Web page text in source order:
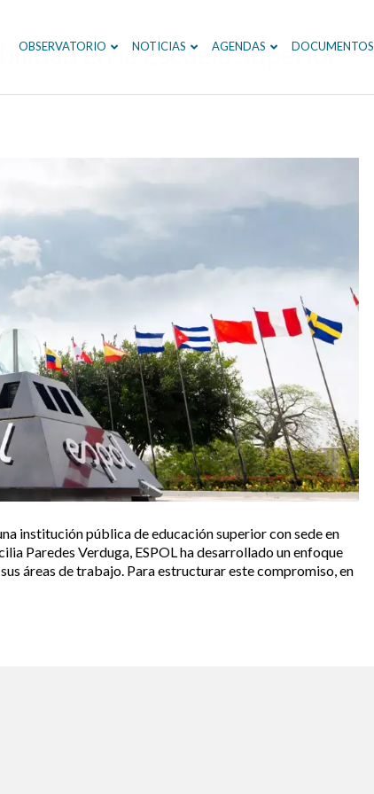
OBSERVATORIO NOTICIAS AGENDAS DOCUMENTOS
en la Escuela Superior
institución pública de educación superior con sede en
Paredes Verduga, ESPOL ha desarrollado un enfoque
áreas de trabajo. Para estructurar este compromiso, en